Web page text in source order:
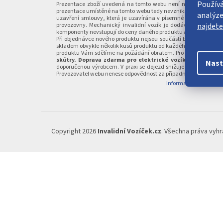
Prezentace zboží uvedená na tomto webu není nabídkou ve
prezentace umístěné na tomto webu tedy nevzniká nikomu
uzavření smlouvy, která je uzavírána v písemné formě nebo
provozovny. Mechanický invalidní vozík je dodáván v rámci
komponenty nevstupují do ceny daného produktu a mohou být
Při objednávce nového produktu nejsou součástí baterie.
skladem obvykle několik kusů produktu od každého
produktu Vám sdělíme na požádání obratem. Pro upřesnění
skútry. Doprava zdarma pro elektrické vozíky a skútry po
doporučenou výrobcem. V praxi se dojezd snižuje v
Provozovatel webu nenese odpovědnost za případné chyby nebo
Informace o zpětném
Copyright 2026 Invalidní Vozíček.cz. Všechna práva